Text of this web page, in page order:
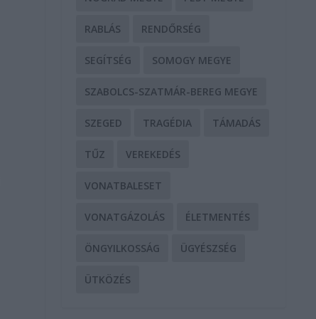
RABLÁS RENDŐRSÉG
SEGÍTSÉG SOMOGY MEGYE
SZABOLCS-SZATMÁR-BEREG MEGYE
SZEGED TRAGÉDIA TÁMADÁS
TŰZ VEREKEDÉS
VONATBALESET
VONATGÁZOLÁS ÉLETMENTÉS
ÖNGYILKOSSÁG ÜGYÉSZSÉG
ÜTKÖZÉS